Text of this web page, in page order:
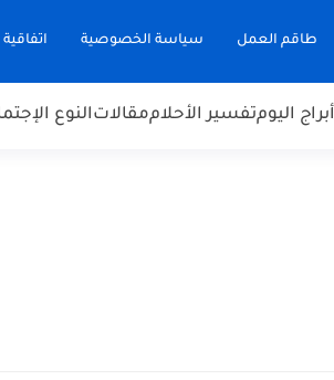
طاقم العمل سياسة الخصوصية
أبراج اليومتفسير الأحلاممقالاتالنوع